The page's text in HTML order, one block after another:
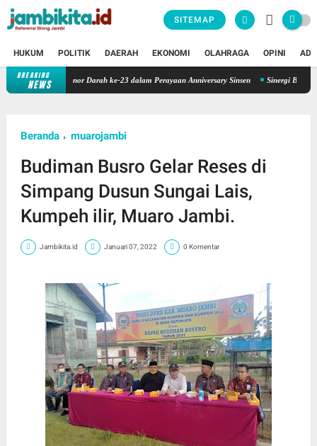
SITEMAP
HUKUM POLITIK DAERAH EKONOMI OLAHRAGA OPINI
BREAKING
NEWS
Gelar Donor Darah ke-23 dalam Perayaan Anniversary Sinsen Sinergi BPD dan
Beranda muarojambi
Budiman Busro Gelar Reses di
Simpang Dusun Sungai Lais,
Kumpeh ilir, Muaro Jambi.
Jambikita.id Januari 07, 2022 0 Komentar